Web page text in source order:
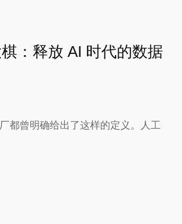
：释放 AI 时代的数据
都曾明确给出了这样的定义。人工